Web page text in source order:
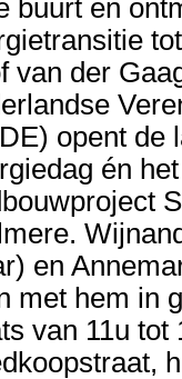
buurt en
van der
opent de
én
en
met hem in
van 11u tot